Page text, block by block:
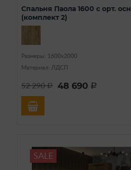
Спальня Паола 1600 с орт.
(комплект 2)
Размеры: 1600х2000
Материал: ЛДСП
52 290a 48 690 a
SALE